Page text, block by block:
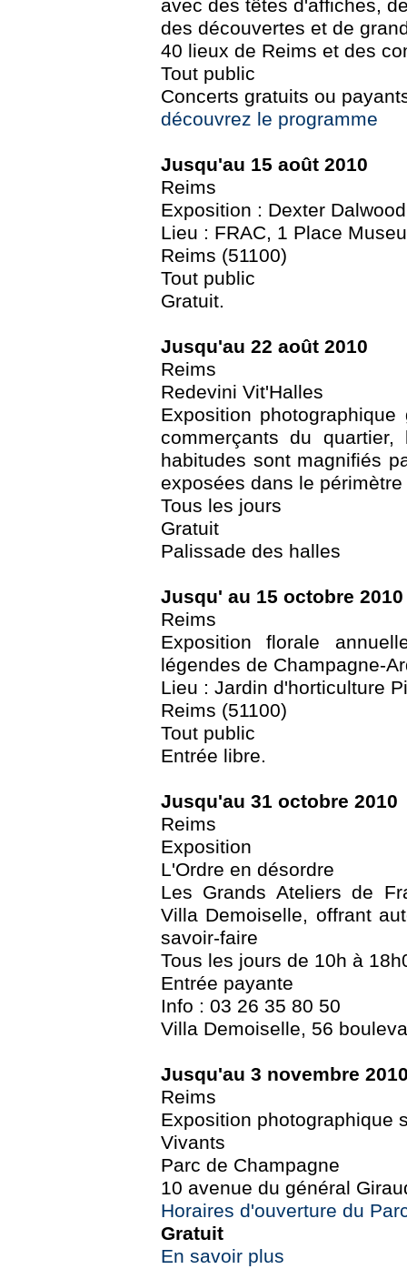
avec des têtes d'affiches,
des découvertes et de
40 lieux de Reims et des
Tout public
Concerts gratuits ou
découvrez le programme
Jusqu'au 15 août 2010
Reims
Exposition : Dexter Dalwood
Lieu : FRAC, 1 Place
Reims (51100)
Tout public
Gratuit.
Jusqu'au 22 août 2010
Reims
Redevini Vit'Halles
Exposition
commerçants du
habitudes sont magnifiés
exposées dans le
Tous les jours
Gratuit
Palissade des halles
Jusqu' au 15 octobre 2010
Reims
Exposition florale
légendes de Champagne-
Lieu : Jardin d'horticulture
Reims (51100)
Tout public
Entrée libre.
Jusqu'au 31 octobre 2010
Reims
Exposition
L'Ordre en désordre
Les Grands Ateliers de
Villa Demoiselle, offrant
savoir-faire
Tous les jours de 10h à
Entrée payante
Info : 03 26 35 80 50
Villa Demoiselle, 56
Jusqu'au 3 novembre
Reims
Exposition photographique
Vivants
Parc de Champagne
10 avenue du général
Horaires d'ouverture du
Gratuit
En savoir plus